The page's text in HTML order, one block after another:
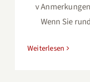
v
Wenn Sie
Weiterlesen